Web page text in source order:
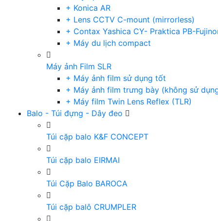
+ Konica AR
+ Lens CCTV C-mount (mirrorless)
+ Contax Yashica CY- Praktica PB-
+ Máy du lịch compact
Máy ảnh Film SLR
+ Máy ảnh film sử dụng tốt
+ Máy ảnh film trưng bày (không sử
+ Máy film Twin Lens Reflex (TLR)
Balo - Túi đựng - Dây đeo
Túi cặp balo K&F CONCEPT
Túi cặp balo EIRMAI
Túi Cặp Balo BAROCA
Túi cặp balô CRUMPLER